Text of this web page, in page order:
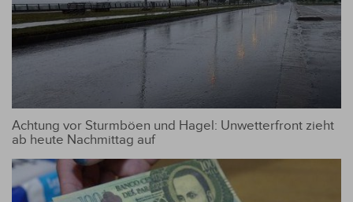
Achtung vor Sturmböen und Hagel: Unwetterfront zieht
ab heute Nachmittag auf